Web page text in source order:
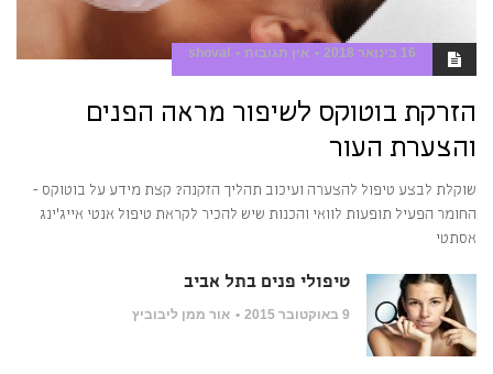
16 בינואר 2018 אין תגובות shoval
הזרקת בוטוקס לשיפור מראה הפנים
והצערת העור
שוקלת לבצע טיפול להצערה ועיכוב תהליך הזקנה? קצת מידע על בוטוקס -
החומר הפעיל תופעות לוואי והכנות שיש להכיר לקראת טיפול אנטי אייג'ינג
אסתטי
טיפולי פנים בתל אביב
9 באוקטובר 2015 אור ממן ליבוביץ